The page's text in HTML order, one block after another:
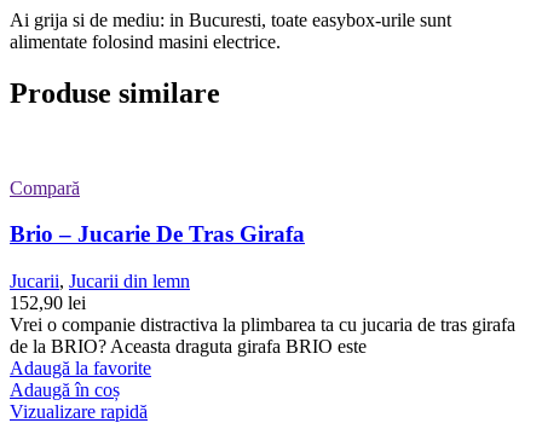
Ai grija si de mediu: in Bucuresti, toate easybox-urile sunt
alimentate folosind masini electrice.
Produse similare
Compară
Brio – Jucarie De Tras Girafa
Jucarii, Jucarii din lemn
152,90 lei
Vrei o companie distractiva la plimbarea ta cu jucaria de tras girafa
de la BRIO? Aceasta draguta girafa BRIO este
Adaugă la favorite
Adaugă în coș
Vizualizare rapidă